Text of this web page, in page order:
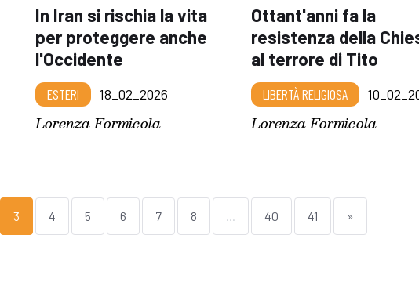
In Iran si rischia la vita
per proteggere anche
l'Occidente
ESTERI 18_02_2026
Lorenza Formicola
Ottant'anni fa la
resistenza della
al terrore di Tito
LIBERTÀ RELIGIOSA
Lorenza Formicola
3 4 5 6 7 8 ... 40 41 »